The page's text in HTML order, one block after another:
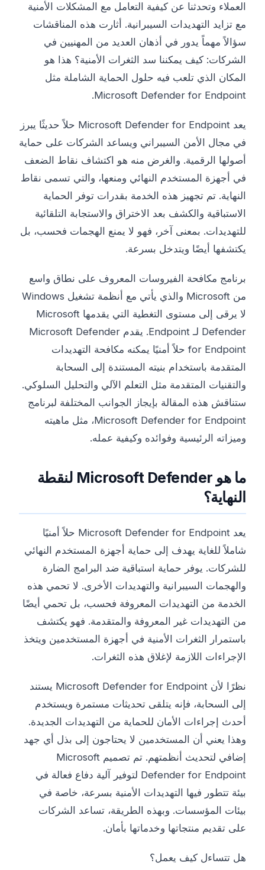
العملاء وتحدثنا عن كيفية التعامل مع المشكلات الأمنية
مع تزايد التهديدات السيبرانية. أثارت هذه المناقشات
سؤالاً مهماً يدور في أذهان العديد من المهنيين في
الشركات: كيف يمكننا سد الثغرات الأمنية؟ هذا هو
المكان الذي تلعب فيه حلول الحماية الشاملة مثل
Microsoft Defender for Endpoint.
يعد Microsoft Defender for Endpoint حلاً حديثًا يبرز
في مجال الأمن السيبراني ويساعد الشركات على حماية
أصولها الرقمية. والغرض منه هو اكتشاف نقاط الضعف
في أجهزة المستخدم النهائي ومنعها، والتي تسمى نقاط
النهاية. تم تجهيز هذه الخدمة بقدرات توفر الحماية
الاستباقية والكشف بعد الاختراق والاستجابة التلقائية
للتهديدات. بمعنى آخر، فهو لا يمنع الهجمات فحسب، بل
يكتشفها أيضًا ويتدخل بسرعة.
برنامج مكافحة الفيروسات المعروف على نطاق واسع
من Microsoft والذي يأتي مع أنظمة تشغيل Windows
لا يرقى إلى مستوى التغطية التي يقدمها Microsoft
Defender لـ Endpoint. يقدم Microsoft Defender
for Endpoint حلاً أمنيًا يمكنه مكافحة التهديدات
المتقدمة باستخدام بنيته المستندة إلى السحابة
والتقنيات المتقدمة مثل التعلم الآلي والتحليل السلوكي.
ستناقش هذه المقالة بإيجاز الجوانب المختلفة لبرنامج
Microsoft Defender for Endpoint، مثل ماهيته
وميزاته الرئيسية وفوائده وكيفية عمله.
ما هو Microsoft Defender لنقطة
النهاية؟
يعد Microsoft Defender for Endpoint حلاً أمنيًا
شاملاً للغاية يهدف إلى حماية أجهزة المستخدم النهائي
للشركات. يوفر حماية استباقية ضد البرامج الضارة
والهجمات السيبرانية والتهديدات الأخرى. لا تحمي هذه
الخدمة من التهديدات المعروفة فحسب، بل تحمي أيضًا
من التهديدات غير المعروفة والمتقدمة. فهو يكتشف
باستمرار الثغرات الأمنية في أجهزة المستخدمين ويتخذ
الإجراءات اللازمة لإغلاق هذه الثغرات.
نظرًا لأن Microsoft Defender for Endpoint يستند
إلى السحابة، فإنه يتلقى تحديثات مستمرة ويستخدم
أحدث إجراءات الأمان للحماية من التهديدات الجديدة.
وهذا يعني أن المستخدمين لا يحتاجون إلى بذل أي جهد
إضافي لتحديث أنظمتهم. تم تصميم Microsoft
Defender for Endpoint لتوفير آلية دفاع فعالة في
بيئة تتطور فيها التهديدات الأمنية بسرعة، خاصة في
بيئات المؤسسات. وبهذه الطريقة، تساعد الشركات
على تقديم منتجاتها وخدماتها بأمان.
هل تتساءل كيف يعمل؟